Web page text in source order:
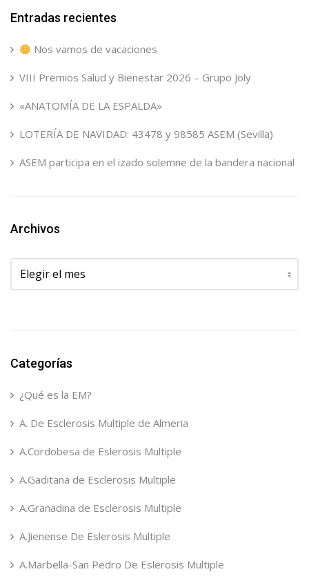
Entradas recientes
Nos vamos de vacaciones
VIII Premios Salud y Bienestar 2026 – Grupo Joly
«ANATOMÍA DE LA ESPALDA»
LOTERÍA DE NAVIDAD: 43478 y 98585 ASEM (Sevilla)
ASEM participa en el izado solemne de la bandera nacional
Archivos
Archivos
Categorías
¿Qué es la EM?
A. De Esclerosis Multiple de Almeria
A.Cordobesa de Eslerosis Multiple
A.Gaditana de Esclerosis Multiple
A.Granadina de Esclerosis Multiple
A.Jienense De Eslerosis Multiple
A.Marbella-San Pedro De Eslerosis Multiple